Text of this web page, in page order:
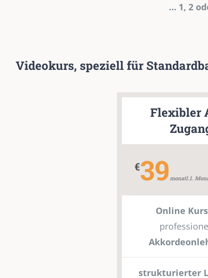
… 1, 2
Videokurs, speziell für
Flexibler
€39monatl.1.
Online Kurs
strukturierter